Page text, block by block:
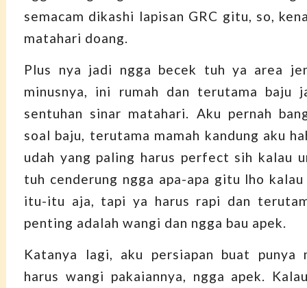
semacam dikashi lapisan GRC gitu, so,
matahari doang.
Plus nya jadi ngga becek tuh ya area
minusnya, ini rumah dan terutama baju
sentuhan sinar matahari. Aku pernah
soal baju, terutama mamah kandung aku
udah yang paling harus perfect sih kalau
tuh cenderung ngga apa-apa gitu lho kalau
itu-itu aja, tapi ya harus rapi dan
penting adalah wangi dan ngga bau apek.
Katanya lagi, aku persiapan buat punya
harus wangi pakaiannya, ngga apek.